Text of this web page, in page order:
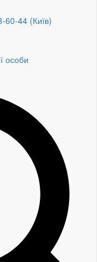
60-44 (Київ)
особи